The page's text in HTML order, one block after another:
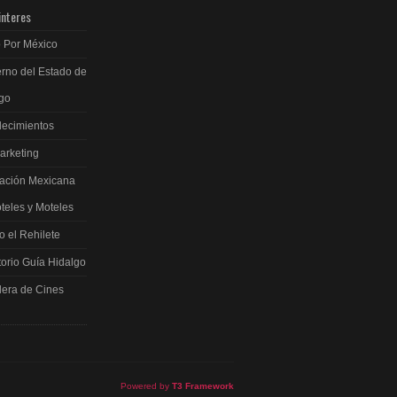
Por México
del Estado de
Mexicana
y Moteles
el Rehilete
Guía Hidalgo
de Cines
Powered by T3 Framework